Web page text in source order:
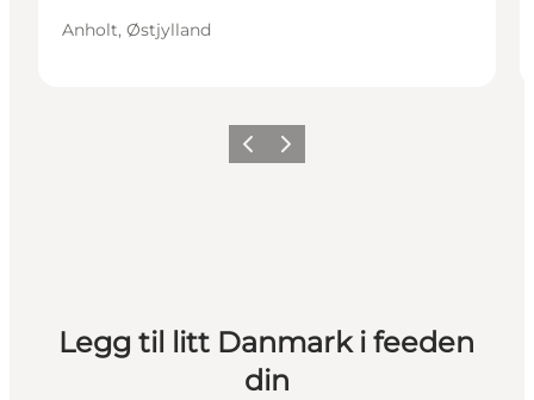
Anholt, Østjylland
ForrigeNeste
Legg til litt Danmark i feeden
din